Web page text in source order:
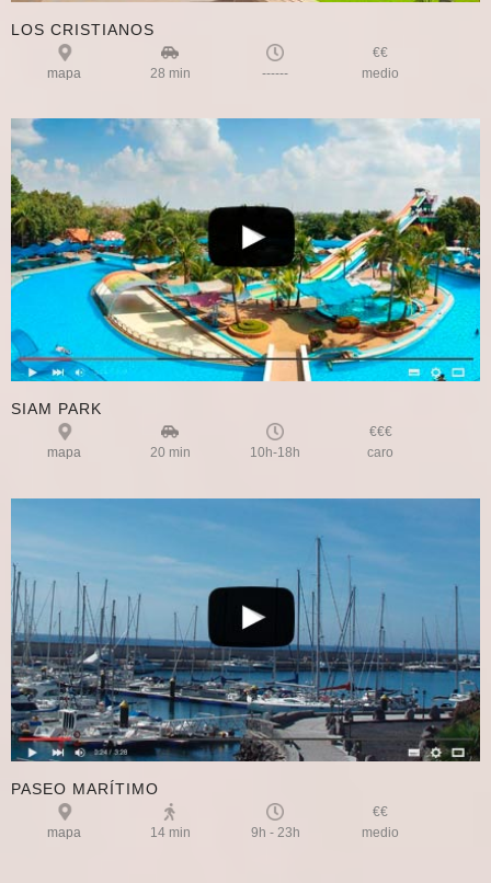
LOS CRISTIANOS
€€
mapa
28 min ------ medio
SIAM PARK
€€€
mapa
20 min 10h-18h caro
PASEO MARÍTIMO
€€
mapa
14 min 9h - 23h medio